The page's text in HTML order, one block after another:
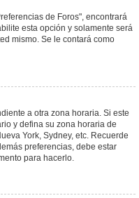
de Foros", encontrará
esta opción y solamente será
mismo. Se le contará como
a otra zona horaria. Si este
y defina su zona horaria de
York, Sydney, etc. Recuerde
preferencias, debe estar
para hacerlo.